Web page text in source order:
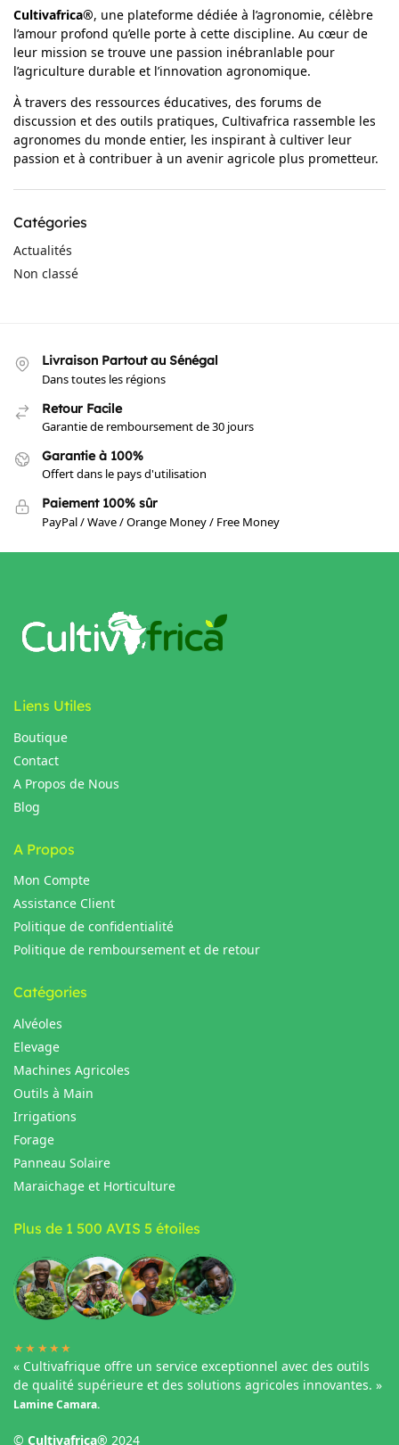
Cultivafrica®, une plateforme dédiée à l’agronomie, célèbre
l’amour profond qu’elle porte à cette discipline. Au cœur de
leur mission se trouve une passion inébranlable pour
l’agriculture durable et l’innovation agronomique.
À travers des ressources éducatives, des forums de
discussion et des outils pratiques, Cultivafrica rassemble les
agronomes du monde entier, les inspirant à cultiver leur
passion et à contribuer à un avenir agricole plus prometteur.
Catégories
Actualités
Non classé
Livraison Partout au Sénégal
Dans toutes les régions
Retour Facile
Garantie de remboursement de 30 jours
Garantie à 100%
Offert dans le pays d'utilisation
Paiement 100% sûr
PayPal / Wave / Orange Money / Free Money
Liens Utiles
Boutique
Contact
A Propos de Nous
Blog
A Propos
Mon Compte
Assistance Client
Politique de confidentialité
Politique de remboursement et de retour
Catégories
Alvéoles
Elevage
Machines Agricoles
Outils à Main
Irrigations
Forage
Panneau Solaire
Maraichage et Horticulture
Plus de 1 500 AVIS 5 étoiles
★★★★★
« Cultivafrique offre un service exceptionnel avec des outils
de qualité supérieure et des solutions agricoles innovantes. »
Lamine Camara.
© Cultivafrica® 2024